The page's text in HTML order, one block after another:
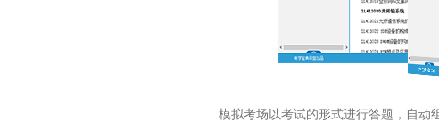
模拟考场以考试的形式进行答题，自动